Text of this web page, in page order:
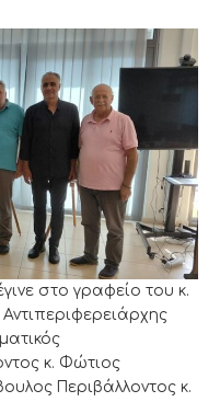
στο γραφείο του κ.
κ. Φώτιος
Περιβάλλοντος κ.